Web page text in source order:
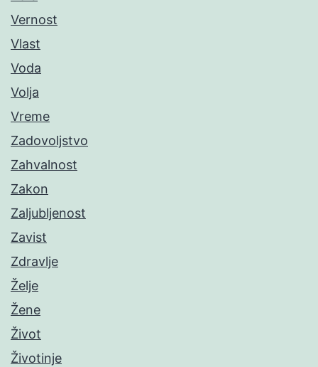
Vernost
Vlast
Voda
Volja
Vreme
Zadovoljstvo
Zahvalnost
Zakon
Zaljubljenost
Zavist
Zdravlje
Želje
Žene
Život
Životinje